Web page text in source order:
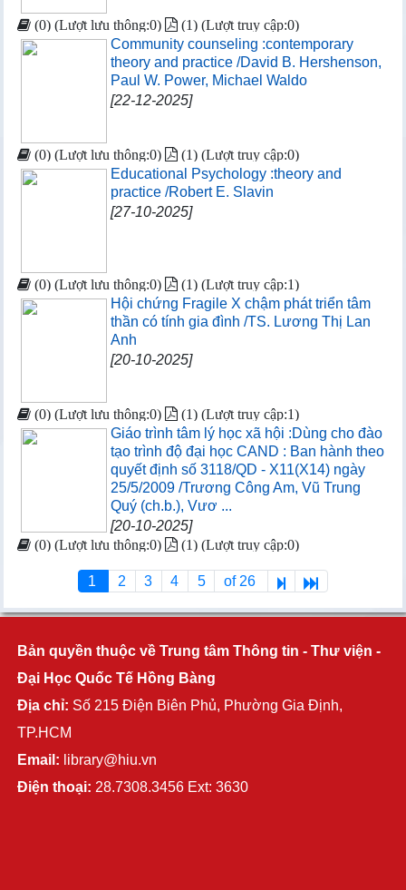
(0) (Lượt lưu thông:0) (1) (Lượt truy cập:0)
Community counseling :contemporary
theory and practice /David B. Hershenson,
Paul W. Power, Michael Waldo
[22-12-2025]
(0) (Lượt lưu thông:0) (1) (Lượt truy cập:0)
Educational Psychology :theory and
practice /Robert E. Slavin
[27-10-2025]
(0) (Lượt lưu thông:0) (1) (Lượt truy cập:1)
Hội chứng Fragile X chậm phát triển tâm
thần có tính gia đình /TS. Lương Thị Lan
Anh
[20-10-2025]
(0) (Lượt lưu thông:0) (1) (Lượt truy cập:1)
Giáo trình tâm lý học xã hội :Dùng cho đào
tạo trình độ đại học CAND : Ban hành theo
quyết định số 3118/QD - X11(X14) ngày
25/5/2009 /Trương Công Am, Vũ Trung
Quý (ch.b.), Vươ ...
[20-10-2025]
(0) (Lượt lưu thông:0) (1) (Lượt truy cập:0)
1 2 3 4 5 of 26
Bản quyền thuộc về Trung tâm Thông tin - Thư viện -
Đại Học Quốc Tế Hồng Bàng
Địa chỉ: Số 215 Điện Biên Phủ, Phường Gia Định,
TP.HCM
Email: library@hiu.vn
Điện thoại: 28.7308.3456 Ext: 3630